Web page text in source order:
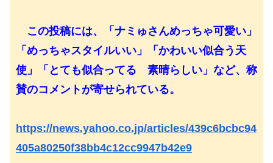
この投稿には、「ナミゅさんめっちゃ可愛い」
「めっちゃスタイルいい」「かわいい似合う天
使」「とても似合ってる 素晴らしい」など、称
賛のコメントが寄せられている。
https://news.yahoo.co.jp/articles/439c6bcbc94
405a80250f38bb4c12cc9947b42e9